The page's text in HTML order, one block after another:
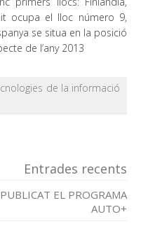
ocupa el lloc número 9,
se situa en la posició
de l’any 2013
de la informació
Entrades recents
EL PROGRAMA
AUTO+